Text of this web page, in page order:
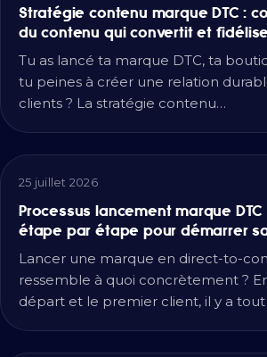
Stratégie contenu marque DTC :
du contenu qui convertit et fidélise
Tu as lancé ta marque DTC, ta
tu peines à créer une relation
clients ? La stratégie contenu…
25 juillet 2026
Processus lancement marque
étape par étape pour démarrer
Lancer une marque en direct-to-
ressemble à quoi concrètement ?
départ et le premier client, il y a